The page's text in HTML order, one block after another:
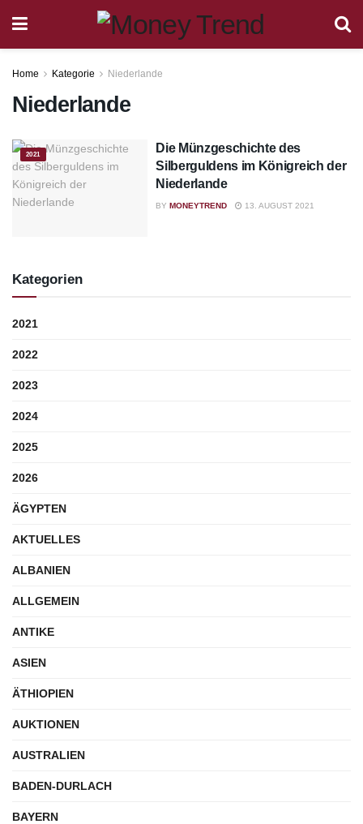
Home Kategorie Niederlande
Niederlande
2021
Die Münzgeschichte des
Silberguldens im Königreich der
Niederlande
BY MONEYTREND 13. AUGUST 2021
Kategorien
2021
2022
2023
2024
2025
2026
ÄGYPTEN
AKTUELLES
ALBANIEN
ALLGEMEIN
ANTIKE
ASIEN
ÄTHIOPIEN
AUKTIONEN
AUSTRALIEN
BADEN-DURLACH
BAYERN